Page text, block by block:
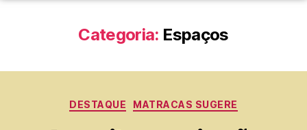
Categoria: Espaços
DESTAQUE MATRACAS SUGERE